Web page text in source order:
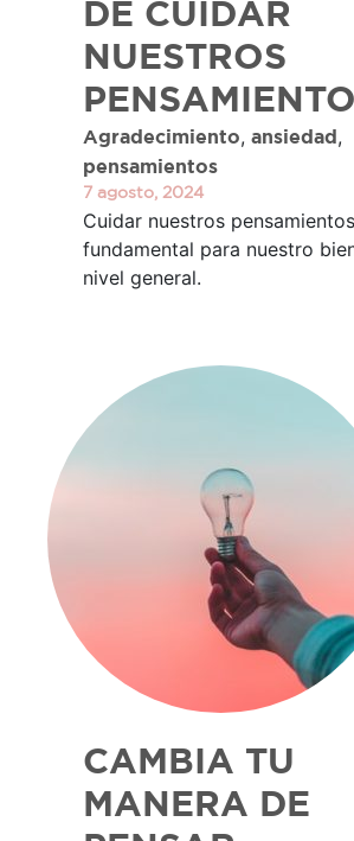
DE CUIDAR
NUESTROS
Agradecimiento, ansiedad ,
pensamientos
7 agosto, 2024
Cuidar nuestros
fundamental para nuestro
nivel general.
CAMBIA TU
MANERA DE